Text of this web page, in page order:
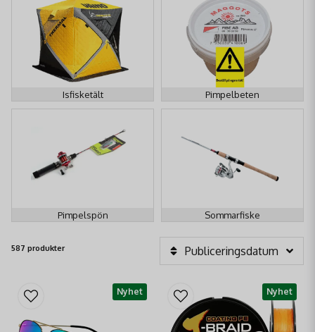
Isfisketält Pimpelbeten
Pimpelspön Sommarfiske
587 produkter Publiceringsdatum
Nyhet Nyhet